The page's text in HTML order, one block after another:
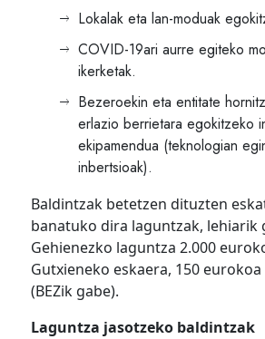
Lokalak eta lan-moduak
COVID-19ari aurre egiteko
ikerketak.
Bezeroekin eta entitate
erlazio berrietara egokitzeko
ekipamendua (teknologian
inbertsioak).
Baldintzak betetzen dituzten
banatuko dira laguntzak, lehiarik
Gehienezko laguntza 2.000
Gutxieneko eskaera, 150
(BEZik gabe).
Laguntza jasotzeko baldintzak